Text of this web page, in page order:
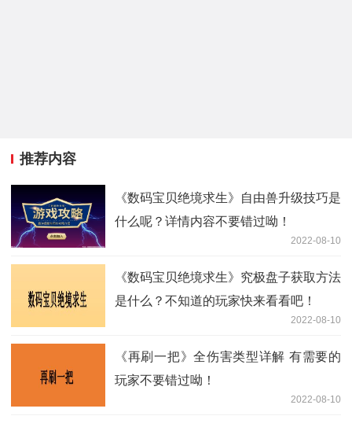
推荐内容
《数码宝贝绝境求生》自由兽升级技巧是
什么呢？详情内容不要错过呦！
2022-08-10
《数码宝贝绝境求生》究极盘子获取方法
是什么？不知道的玩家快来看看吧！
2022-08-10
《再刷一把》全伤害类型详解 有需要的
玩家不要错过呦！
2022-08-10